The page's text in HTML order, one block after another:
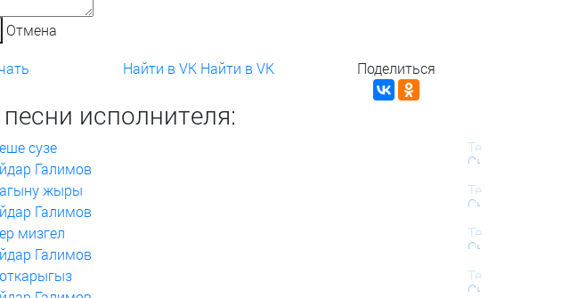
Отмена
Найти в VK Найти в VK Поделиться
исполнителя:
сузе
Галимов
жыры
Галимов
мизгел
Галимов